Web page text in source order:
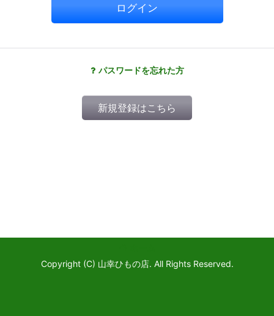
ログイン
パスワードを忘れた方
新規登録はこちら
Copyright (C) 山幸ひもの店. All Rights Reserved.